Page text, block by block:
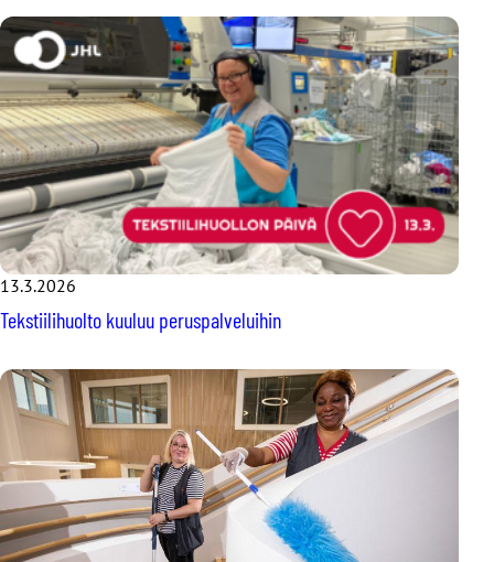
13.3.2026
Tekstiilihuolto kuuluu peruspalveluihin